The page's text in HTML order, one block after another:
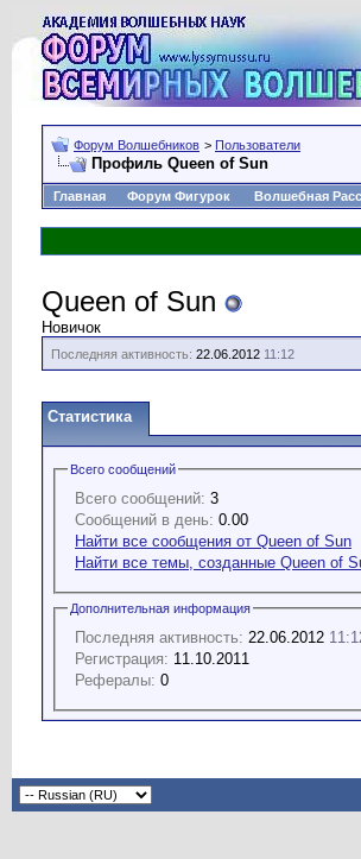
Форум Волшебников > Пользователи
Профиль Queen of Sun
Главная Форум Фигурок Волшебная
Queen of Sun
Новичок
Последняя активность: 22.06.2012 11:12
Статистика
Всего сообщений
Всего сообщений: 3
Сообщений в день: 0.00
Найти все сообщения от Queen of Sun
Найти все темы, созданные Queen of
Дополнительная информация
Последняя активность: 22.06.2012
Регистрация: 11.10.2011
Рефералы: 0